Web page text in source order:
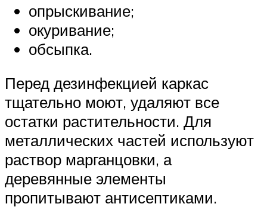
опрыскивание;
окуривание;
обсыпка.
Перед дезинфекцией каркас
тщательно моют, удаляют все
остатки растительности. Для
металлических частей используют
раствор марганцовки, а
деревянные элементы
пропитывают антисептиками.